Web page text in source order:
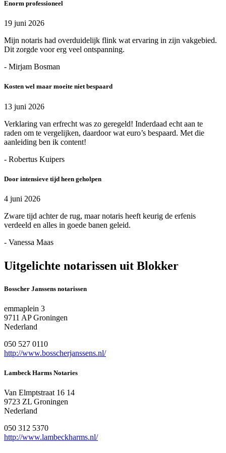
Enorm professioneel
19 juni 2026
Mijn notaris had overduidelijk flink wat ervaring in zijn vakgebied.
Dit zorgde voor erg veel ontspanning.
- Mirjam Bosman
Kosten wel maar moeite niet bespaard
13 juni 2026
Verklaring van erfrecht was zo geregeld! Inderdaad echt aan te
raden om te vergelijken, daardoor wat euro’s bespaard. Met die
aanleiding ben ik content!
- Robertus Kuipers
Door intensieve tijd heen geholpen
4 juni 2026
Zware tijd achter de rug, maar notaris heeft keurig de erfenis
verdeeld en alles in goede banen geleid.
- Vanessa Maas
Uitgelichte notarissen uit Blokker
Bosscher Janssens notarissen
emmaplein 3
9711 AP Groningen
Nederland
050 527 0110
http://www.bosscherjanssens.nl/
Lambeck Harms Notaries
Van Elmptstraat 16 14
9723 ZL Groningen
Nederland
050 312 5370
http://www.lambeckharms.nl/